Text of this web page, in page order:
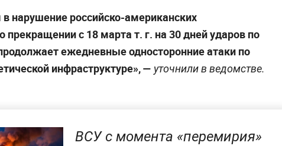
нарушение российско-американских
прекращении с 18 марта т. г. на 30 дней ударов по
ежедневные односторонние атаки по
инфраструктуре», — уточнили в ведомстве.
ВСУ с момента «перемирия»